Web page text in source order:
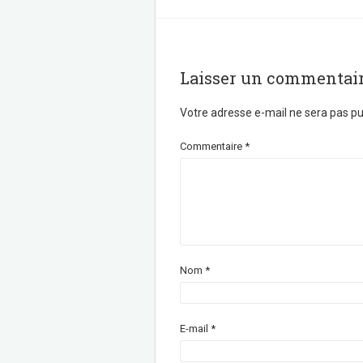
Laisser un
Votre adresse e-mail ne sera pas
Commentaire *
Nom *
E-mail *